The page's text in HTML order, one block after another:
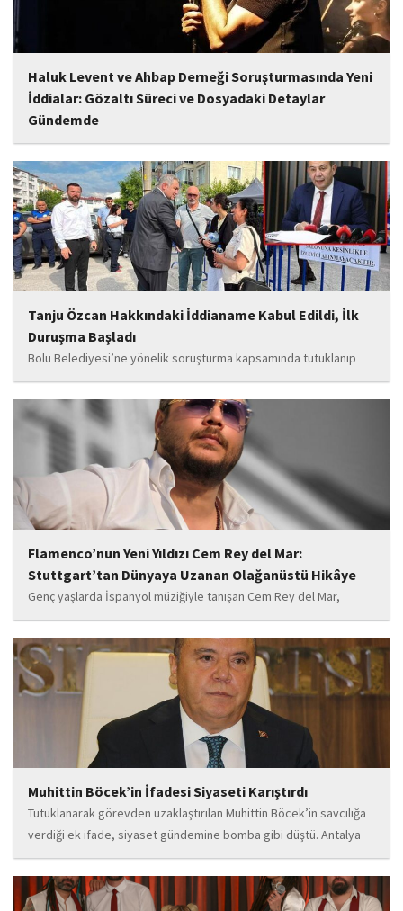
Haluk Levent ve Ahbap Derneği Soruşturmasında Yeni
İddialar: Gözaltı Süreci ve Dosyadaki Detaylar
Gündemde
İstanbul Cumhuriyet Başsavcılığı tarafından yürütülen ve Haluk
Levent ile kurucusu olduğu Ahbap Derneği'ni kapsadığı belirtilen
soruşturmaya ilişkin yeni iddialar gündeme geldi. Edinilen
bilgilere göre, soruşturmanın ani bir operasyonla değil, aylar...
Tanju Özcan Hakkındaki İddianame Kabul Edildi, İlk
Duruşma Başladı
Bolu Belediyesi’ne yönelik soruşturma kapsamında tutuklanıp
belediye başkanlığı görevinden uzaklaştırılan Tanju Özcan’ın da
aralarında bulunduğu 6’sı tutuklu 19 sanığın yargılandığı dava
başladı.
Flamenco’nun Yeni Yıldızı Cem Rey del Mar:
Stuttgart’tan Dünyaya Uzanan Olağanüstü Hikâye
Genç yaşlarda İspanyol müziğiyle tanışan Cem Rey del Mar,
flamenco kültürünün büyüleyici atmosferinden etkilenerek
kendisini bu alana yönlendirdi. Saatler süren disiplinli çalışmalar,
teknik gelişim ve müziğe olan tutkusu, onu kısa...
Muhittin Böcek’in İfadesi Siyaseti Karıştırdı
Tutuklanarak görevden uzaklaştırılan Muhittin Böcek’in savcılığa
verdiği ek ifade, siyaset gündemine bomba gibi düştü. Antalya
Cumhuriyet Savcılığı’na kendi isteğiyle başvurarak ifade verdiği
öğrenilen Böcek’in açıklamalarında, 31 Mart 2024 yerel
seçimleri...